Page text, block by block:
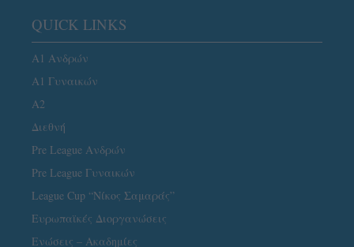
QUICK LINKS
Α1 Ανδρών
Α1 Γυναικών
A2
Διεθνή
Pre League Ανδρών
Pre League Γυναικών
League Cup “Νίκος Σαμαράς”
Ευρωπαϊκές Διοργανώσεις
Ενώσεις – Ακαδημίες